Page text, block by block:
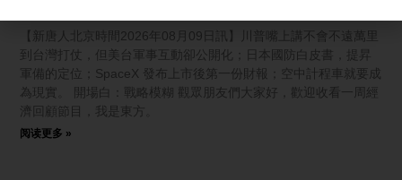
【新唐人北京時間2026年08月09日訊】川普嘴上講不會不遠萬里
到台灣打仗，但美台軍事互動卻公開化；日本國防白皮書，提昇
軍備的定位；SpaceX 發布上市後第一份財報；空中計程車就要成
為現實。 開場白：戰略模糊 觀眾朋友們大家好，歡迎收看一周經
濟回顧節目，我是東方。
阅读更多 »